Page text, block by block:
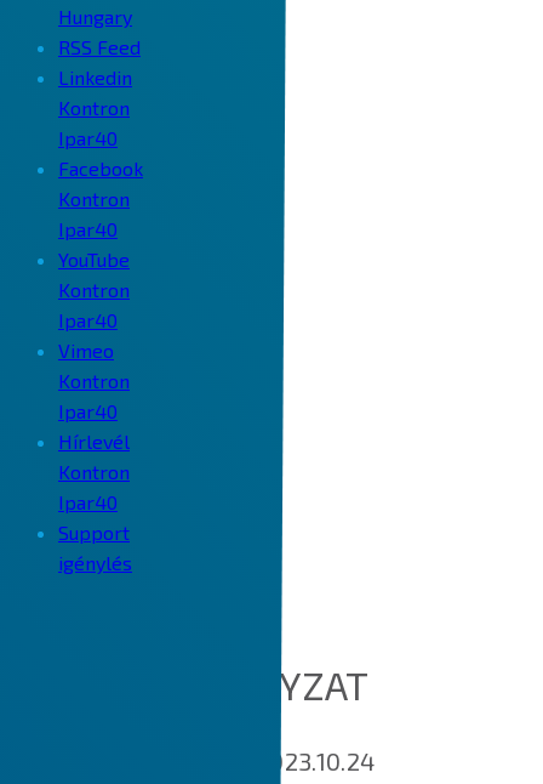
Hungary
RSS Feed
Linkedin
Kontron
Ipar40
Facebook
Kontron
Ipar40
YouTube
Kontron
Ipar40
Vimeo
Kontron
Ipar40
Hírlevél
Kontron
Ipar40
Support
igénylés
COOKIE SZABÁLYZAT
Hatálybalépés napja: 2023.10.24